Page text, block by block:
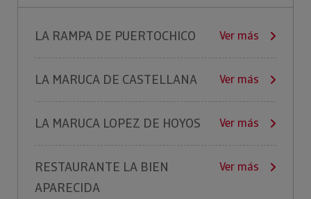
LA RAMPA DE PUERTOCHICO Ver más
LA MARUCA DE CASTELLANA Ver más
LA MARUCA LOPEZ DE HOYOS Ver más
RESTAURANTE LA BIEN
APARECIDA
Ver más